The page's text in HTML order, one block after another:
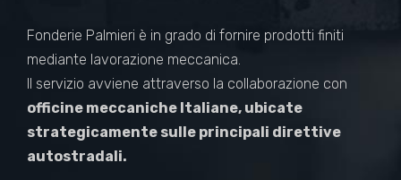
Fonderie Palmieri è in grado di fornire prodotti finiti
mediante lavorazione meccanica.
Il servizio avviene attraverso la collaborazione con
officine meccaniche Italiane, ubicate
strategicamente sulle principali direttive
autostradali.